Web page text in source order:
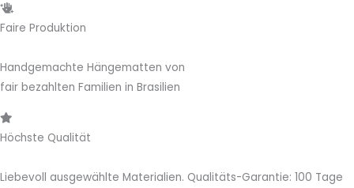
Faire Produktion
Handgemachte Hängematten von
fair bezahlten Familien in Brasilien
Höchste Qualität
Liebevoll ausgewählte Materialien. Qualitäts-Garantie: 100 Tage